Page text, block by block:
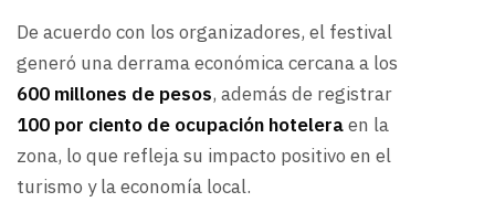
De acuerdo con los organizadores, el festival
generó una derrama económica cercana a los
600 millones de pesos, además de registrar
100 por ciento de ocupación hoteleraen la
zona, lo que refleja su impacto positivo en el
turismo y la economía local.